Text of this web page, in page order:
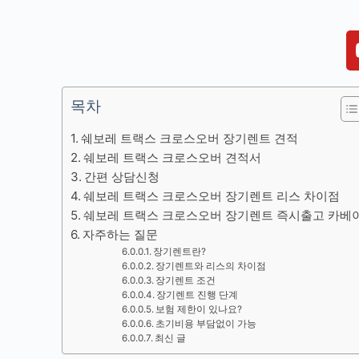
목차
쉐보레 트랙스 크로스오버 장기렌트 견적
쉐보레 트랙스 크로스오버 견적서
간편 상담신청
쉐보레 트랙스 크로스오버 장기렌트 리스 차이점
쉐보레 트랙스 크로스오버 장기렌트 즉시출고 카베
자주하는 질문
장기렌트란?
장기렌트와 리스의 차이점
장기렌트 조건
장기렌트 진행 단계
보험 제한이 있나요?
초기비용 부담없이 가능
최신 글